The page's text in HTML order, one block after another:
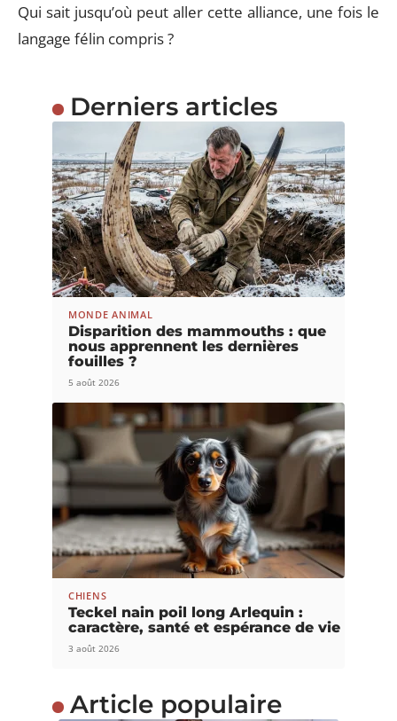
Qui sait jusqu’où peut aller cette alliance, une fois le
langage félin compris ?
Derniers articles
MONDE ANIMAL
Disparition des mammouths : que
nous apprennent les dernières
fouilles ?
5 août 2026
CHIENS
Teckel nain poil long Arlequin :
caractère, santé et espérance de vie
3 août 2026
Article populaire